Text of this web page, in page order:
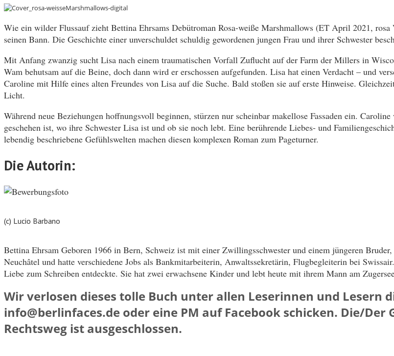
Wie ein wilder Flussauf zieht Bettina Ehrsams Debütroman Rosa-weiße Marshmallows (ET April 2021,
seinen Bann. Die Geschichte einer unverschuldet schuldig gewordenen jungen Frau und ihrer Schwester
Mit Anfang zwanzig sucht Lisa nach einem traumatischen Vorfall Zuflucht auf der Farm der Millers in
Wam behutsam auf die Beine, doch dann wird er erschossen aufgefunden. Lisa hat einen Verdacht – und
Caroline mit Hilfe eines alten Freundes von Lisa auf die Suche. Bald stoßen sie auf erste Hinweise.
Licht.
Während neue Beziehungen hoffnungsvoll beginnen, stürzen nur scheinbar makellose Fassaden ein.
geschehen ist, wo ihre Schwester Lisa ist und ob sie noch lebt. Eine berührende Liebes- und
lebendig beschriebene Gefühlswelten machen diesen komplexen Roman zum Pageturner.
Die Autorin:
(c) Lucio Barbano
Bettina Ehrsam Geboren 1966 in Bern, Schweiz ist mit einer Zwillingsschwester und einem jüngeren
Neuchâtel und hatte verschiedene Jobs als Bankmitarbeiterin, Anwaltssekretärin, Flugbegleiterin bei
Liebe zum Schreiben entdeckte. Sie hat zwei erwachsene Kinder und lebt heute mit ihrem Mann am
Wir verlosen dieses tolle Buch unter allen Leserinnen und Lesern
info@berlinfaces.de oder eine PM auf Facebook schicken. Die/
Rechtsweg ist ausgeschlossen.